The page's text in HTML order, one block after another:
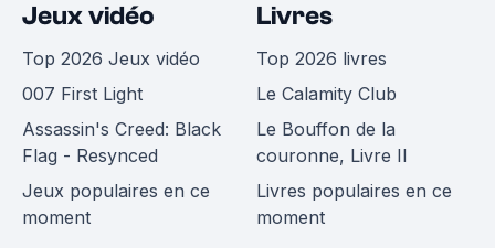
Jeux vidéo
Top 2026 Jeux vidéo
007 First Light
Assassin's Creed: Black
Flag - Resynced
Jeux populaires en ce
moment
Livres
Top 2026 livres
Le Calamity Club
Le Bouffon de la
couronne, Livre II
Livres populaires en ce
moment